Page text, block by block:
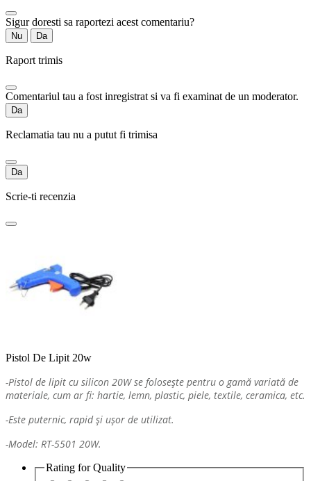
Sigur doresti sa raportezi acest comentariu?
Nu Da
Raport trimis
Comentariul tau a fost inregistrat si va fi examinat de un moderator.
Da
Reclamatia tau nu a putut fi trimisa
Da
Scrie-ti recenzia
Pistol De Lipit 20w
-Pistol de lipit cu silicon 20W se folosește pentru o gamă variată de
materiale, cum ar fi: hartie, lemn, plastic, piele, textile, ceramica, etc.
-Este puternic, rapid și ușor de utilizat.
-Model: RT-5501 20W.
Rating forQuality